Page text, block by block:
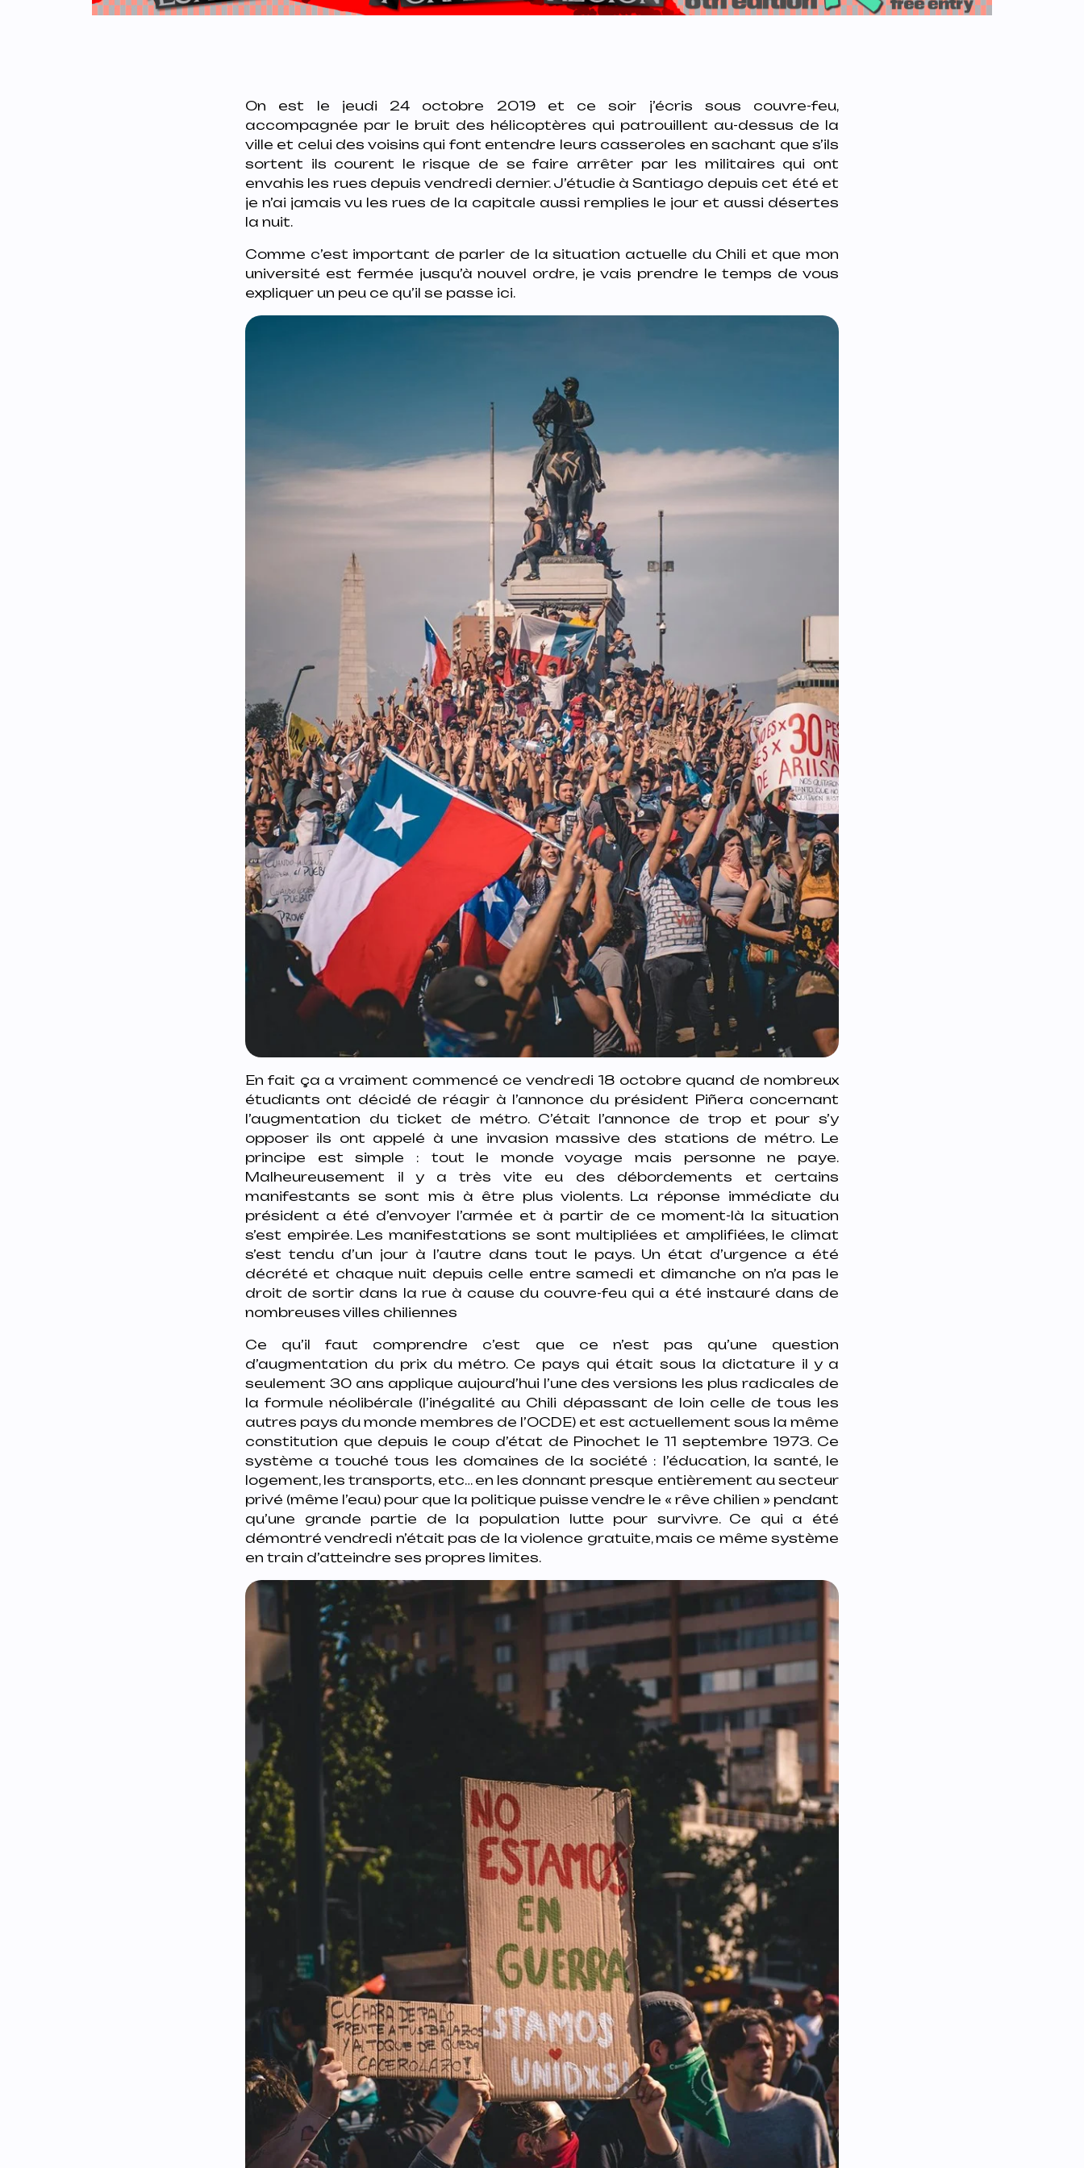
On est le jeudi 24 octobre 2019 et ce soir j’écris sous couvre-feu,
accompagnée par le bruit des hélicoptères qui patrouillent au-dessus de la
ville et celui des voisins qui font entendre leurs casseroles en sachant que s’ils
sortent ils courent le risque de se faire arrêter par les militaires qui ont
envahis les rues depuis vendredi dernier. J’étudie à Santiago depuis cet été et
je n’ai jamais vu les rues de la capitale aussi remplies le jour et aussi désertes
la nuit.
Comme c’est important de parler de la situation actuelle du Chili et que mon
université est fermée jusqu’à nouvel ordre, je vais prendre le temps de vous
expliquer un peu ce qu’il se passe ici.
En fait ça a vraiment commencé ce vendredi 18 octobre quand de nombreux
étudiants ont décidé de réagir à l’annonce du président Piñera concernant
l’augmentation du ticket de métro. C’était l’annonce de trop et pour s’y
opposer ils ont appelé à une invasion massive des stations de métro. Le
principe est simple : tout le monde voyage mais personne ne paye.
Malheureusement il y a très vite eu des débordements et certains
manifestants se sont mis à être plus violents. La réponse immédiate du
président a été d’envoyer l’armée et à partir de ce moment-là la situation
s’est empirée. Les manifestations se sont multipliées et amplifiées, le climat
s’est tendu d’un jour à l’autre dans tout le pays. Un état d’urgence a été
décrété et chaque nuit depuis celle entre samedi et dimanche on n’a pas le
droit de sortir dans la rue à cause du couvre-feu qui a été instauré dans de
nombreuses villes chiliennes
Ce qu’il faut comprendre c’est que ce n’est pas qu’une question
d’augmentation du prix du métro. Ce pays qui était sous la dictature il y a
seulement 30 ans applique aujourd’hui l’une des versions les plus radicales de
la formule néolibérale (l’inégalité au Chili dépassant de loin celle de tous les
autres pays du monde membres de l’OCDE) et est actuellement sous la même
constitution que depuis le coup d’état de Pinochet le 11 septembre 1973. Ce
système a touché tous les domaines de la société : l’éducation, la santé, le
logement, les transports, etc… en les donnant presque entièrement au secteur
privé (même l’eau) pour que la politique puisse vendre le « rêve chilien » pendant
qu’une grande partie de la population lutte pour survivre. Ce qui a été
démontré vendredi n’était pas de la violence gratuite, mais ce même système
en train d’atteindre ses propres limites.